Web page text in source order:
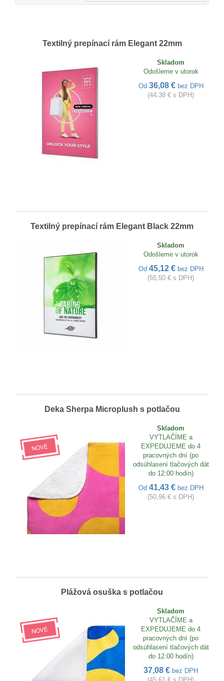
Textilný prepínací rám Elegant 22mm
Skladom
Odošleme v utorok
Od 36,08 € bez DPH
(44,38 € s DPH)
Textilný prepínací rám Elegant Black 22mm
Skladom
Odošleme v utorok
Od 45,12 € bez DPH
(55,50 € s DPH)
Deka Sherpa Microplush s potlačou
Skladom
VYTLAČÍME a
EXPEDUJEME do 4
pracovných dní (po
odsúhlasení tlačových dát
do 12:00 hodín)
Od 41,43 € bez DPH
(50,96 € s DPH)
Plážová osuška s potlačou
Skladom
VYTLAČÍME a
EXPEDUJEME do 4
pracovných dní (po
odsúhlasení tlačových dát
do 12:00 hodín)
37,08 € bez DPH